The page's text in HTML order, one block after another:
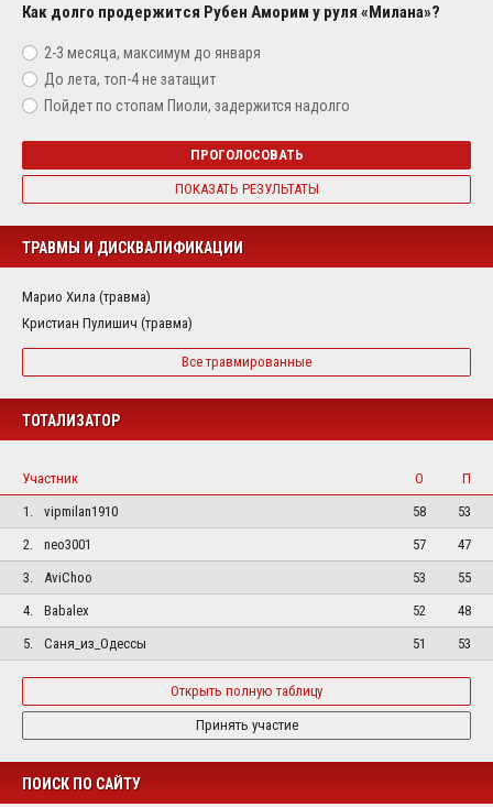
Как долго продержится Рубен Аморим у руля «Милана»?
2-3 месяца, максимум до января
До лета, топ-4 не затащит
Пойдет по стопам Пиоли, задержится надолго
ПРОГОЛОСОВАТЬ
ПОКАЗАТЬ РЕЗУЛЬТАТЫ
ТРАВМЫ И ДИСКВАЛИФИКАЦИИ
Марио Хила (травма)
Кристиан Пулишич (травма)
Все травмированные
ТОТАЛИЗАТОР
Участник О
П
1.
vipmilan1910 58
53
2.
neo3001 57
47
3.
AviChoo 53
55
4.
Babalex 52
48
5.
Саня_из_Одессы 51 53
Открыть полную таблицу
Принять участие
ПОИСК ПО САЙТУ